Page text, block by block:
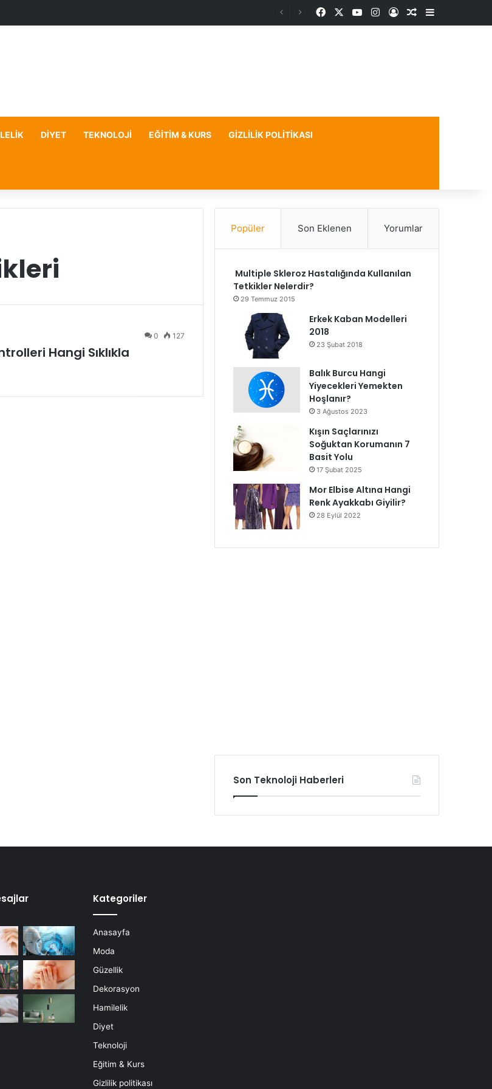
Sorununa Çözüm Önerileri FacebookYouTubeInstagram
Kayıt OlRastgele Makale
Kenar
DIYET TEKNOLOJI EĞITIM & KURS GIZLILIK POLITIKASI
0 127
Hangi Sıklıkla
Popüler Son Eklenen Yorumlar
Multiple Skleroz Hastalığında Kullanılan
Tetkikler Nelerdir?
29 Temmuz 2015
Erkek Kaban Modelleri
2018
23 Şubat 2018
Balık Burcu Hangi
Yiyecekleri Yemekten
Hoşlanır?
3 Ağustos 2023
Kışın Saçlarınızı
Soğuktan Korumanın 7
Basit Yolu
17 Şubat 2025
Mor Elbise Altına Hangi
Renk Ayakkabı Giyilir?
28 Eylül 2022
Son Teknoloji Haberleri
Kategoriler
Anasayfa
Moda
Güzellik
Dekorasyon
Hamilelik
Diyet
Teknoloji
Eğitim & Kurs
Gizlilik politikası